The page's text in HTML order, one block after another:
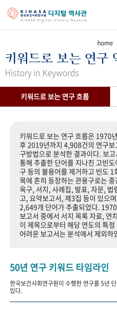
걸어온 길 기관 변천사 역대
연구 역사
기록물 아카이브
사진 아카이브 문서 기록물
+1주년 기념
성과 50선 숫자로 보는 50년
세계와 함께 한 KIHASA
VR 역사관
home
키워드로 보는 연구
History in Keywords
키워드로 보는 연구 흐름
키워드로 보는 연구 흐름은 1970
후 2019년까지 4,908건의 연구보
구방법으로 분석한 결과이다. 보
통해 추출한 단어를 지나친 고빈
구 등의 불용어를 제거하고 빈도
목에 흔히 등장하는 관용구로는
옥구, 서지, 사례집, 발표, 자문,
고, 요약보고서, 제3집 등이 있으
2,649개 단어가 추출되었다.
보고서 중에서 서지 목록 자료, 연
이 제목으로부터 해당 연도의 특
어려운 보고서는 분석에서 제외하
50년 연구 키워드 타임라인
한국보건사회연구원이 수행한 연구를 5년
있다.